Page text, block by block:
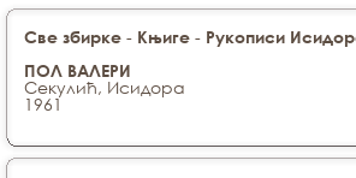
Све збирке - Књиге - Рукописи
ПОЛ ВАЛЕРИ
Секулић, Исидора
1961